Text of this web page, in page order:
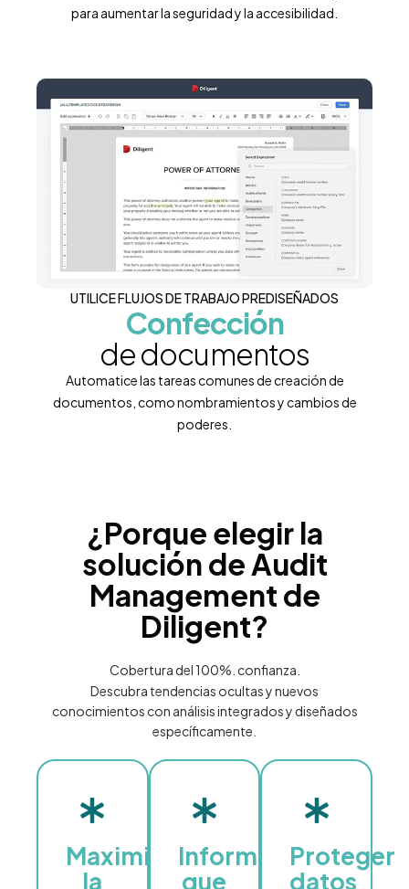
para aumentar la seguridad y la accesibilidad.
UTILICE FLUJOS DE TRABAJO PREDISEÑADOS
Confección
de documentos
Automatice las tareas comunes de creación de
documentos, como nombramientos y cambios de
poderes.
¿Porque elegir la
solución de Audit
Management de
Diligent?
Cobertura del 100%. confianza.
Descubra tendencias ocultas y nuevos
conocimientos con análisis integrados y diseñados
específicamente.
Maximice
la
Informes
que
Proteger
datos